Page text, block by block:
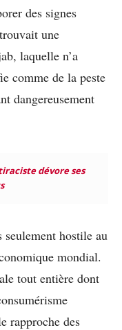
des signes
une
laquelle n’a
comme de la peste
dangereusement
dévore ses
seulement hostile au
mondial.
tout entière dont
rapproche des